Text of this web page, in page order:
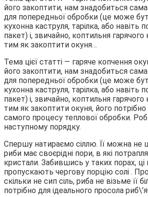
його закоптити, нам знадобиться сама
для попередньої обробки (це може
кухонна каструля, тарілка, або навіть
пакет) і, звичайно, коптильня
тим як закоптити окуня…
Тема цієї статті — гаряче копчення
його закоптити, нам знадобиться сама
для попередньої обробки (це може
кухонна каструля, тарілка, або навіть
пакет) і, звичайно, коптильня
тим як закоптити окуня, його потрібно
самого процесу теплової обробки.
наступному порядку.
Спершу натираємо сіллю. Її можна не
риби має своєрідні пори, в які
кристали. Забившись у таких порах, ці
пропускають чергову порцію солі .
скільки не сип сіль, риба не візьме її
потрібно для ідеального просола